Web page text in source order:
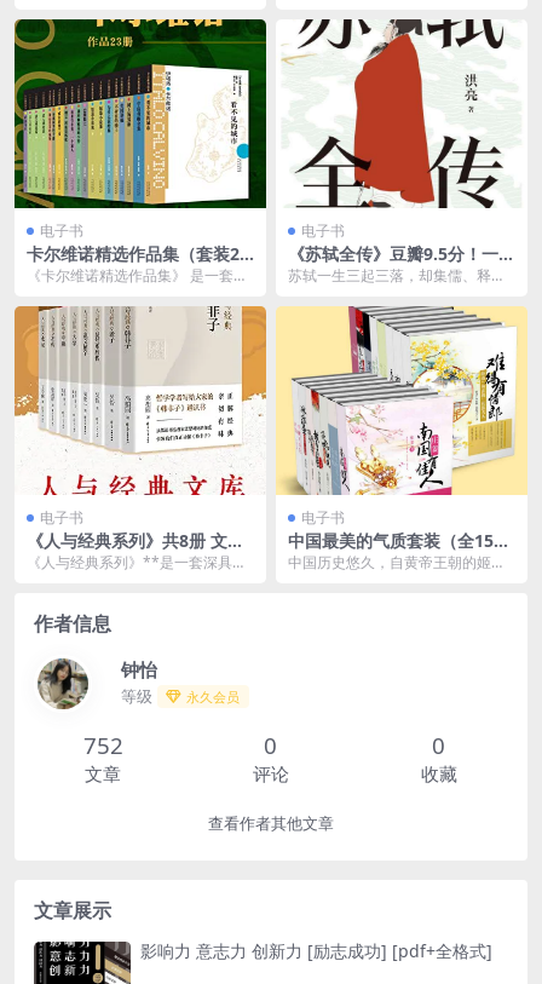
推荐书籍合集。...
机拍摄能有多快？火车...
电子书
卡尔维诺精选作品集（套装23
册） [ 套装合集] [pdf+全格式]
《卡尔维诺精选作品集》 是一套汇
lo Cal...
电子书
《苏轼全传》豆瓣9.5分！一蓑
烟雨任平生！不一样的北宋大
苏轼一生三起三落，却集儒、释、
学、饮食皆通，诗、词、...
电子书
《人与经典系列》共8册 文化
自信 回归中华道统[pdf]
《人与经典系列》**是一套深具思
电子书
中国最美的气质套装（全15
册） [ 套装合集] [pdf+全格式]
中国历史悠久，自黄帝王朝的姬轩
作者信息
钟怡
等级 永久会员
752
文章
0
评论
0
收藏
查看作者其他文章
文章展示
影响力 意志力 创新力 [ 励志成功] [pdf+全格式]